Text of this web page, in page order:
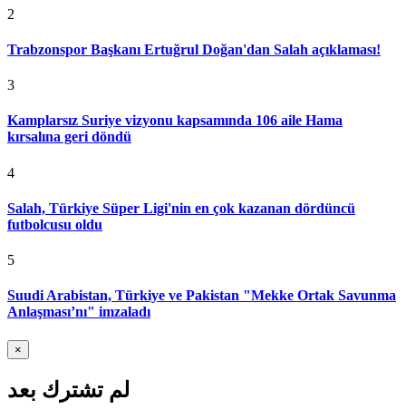
2
Trabzonspor Başkanı Ertuğrul Doğan'dan Salah açıklaması!
3
Kamplarsız Suriye vizyonu kapsamında 106 aile Hama
kırsalına geri döndü
4
Salah, Türkiye Süper Ligi'nin en çok kazanan dördüncü
futbolcusu oldu
5
Suudi Arabistan, Türkiye ve Pakistan "Mekke Ortak Savunma
Anlaşması’nı" imzaladı
×
لم تشترك بعد